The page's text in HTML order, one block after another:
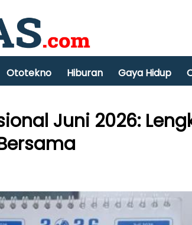
Ototekno Hiburan Gaya Hidup
Juni 2026: